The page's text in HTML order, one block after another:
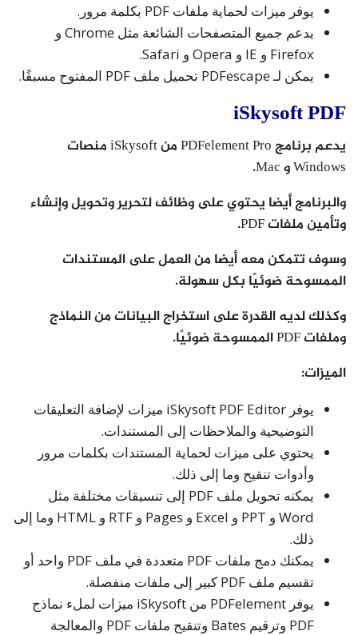
يوفر ميزات لحماية ملفات PDF بكلمة مرور.
يدعم جميع المتصفحات الشائعة مثل Chrome و
Firefox و IE و Opera و Safari.
يمكن لـ PDFescape تحميل ملف PDF المفتوح مسبقًا.
iSkysoft PDF
يدعم برنامج PDFelement Pro من iSkysoft منصات
Windows و Mac.
والبرنامج أيضا يحتوي على وظائف لتحرير وتحويل وإنشاء
وتأمين ملفات PDF.
وسوف تتمكن معه أيضا من العمل على المستندات
الممسوحة ضوئيًا بكل سهولة.
وكذلك لديه القدرة على استخراج البيانات من النماذج
وملفات PDF الممسوحة ضوئيًا.
الميزات:
يوفر iSkysoft PDF Editor ميزات لإضافة التعليقات
التوضيحية والملاحظات إلى المستندات.
يحتوي على ميزات لحماية المستندات بكلمات مرور
وأدوات تنقيح وما إلى ذلك.
يمكنه تحويل ملف PDF إلى تنسيقات مختلفة مثل
Word و PPT و Excel و Pages و RTF و HTML وما إلى
ذلك.
يمكنك دمج ملفات PDF متعددة في ملف PDF واحد أو
تقسيم ملف PDF كبير إلى ملفات منفصلة.
يوفر PDFelement من iSkysoft ميزات لملء نماذج
PDF وترقيم Bates وتنقيح ملفات PDF والمعالجة